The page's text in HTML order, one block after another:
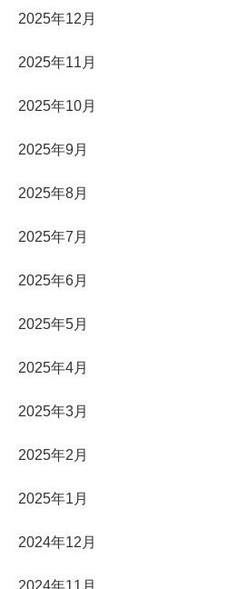
2025年12月
2025年11月
2025年10月
2025年9月
2025年8月
2025年7月
2025年6月
2025年5月
2025年4月
2025年3月
2025年2月
2025年1月
2024年12月
2024年11月